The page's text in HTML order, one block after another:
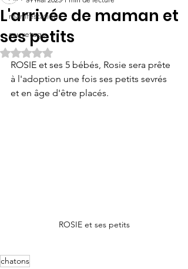
manifestations
sauvetage
L'arrivée de maman et
ses petits
Noté NaN étoiles sur 5.
ROSIE et ses 5 bébés, Rosie sera prête
à l'adoption une fois ses petits sevrés
et en âge d'être placés.
ROSIE et ses petits
chatons